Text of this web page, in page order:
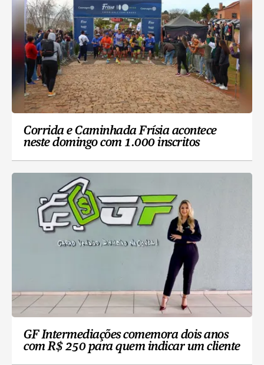
Corrida e Caminhada Frísia acontece
neste domingo com 1.000 inscritos
GF Intermediações comemora dois anos
com R$ 250 para quem indicar um cliente